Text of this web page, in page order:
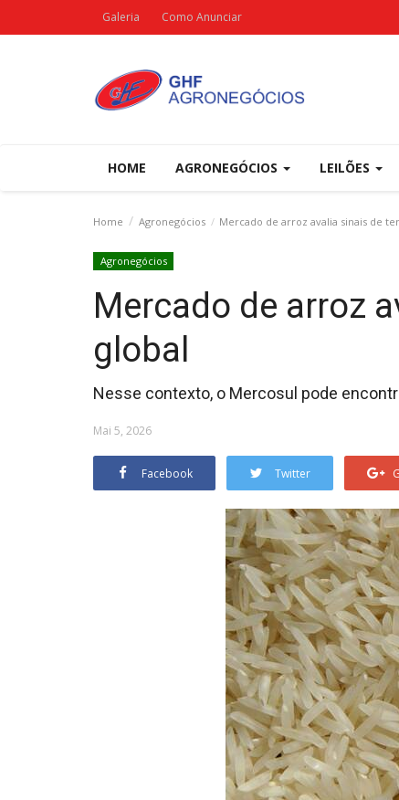
Galeria Como Anunciar
HOME AGRONEGÓCIOS LEILÕES
Home Agronegócios Mercado de arroz avalia sinais de
Agronegócios
Mercado de arroz
global
Nesse contexto, o Mercosul pode
Mai 5, 2026
Facebook Twitter